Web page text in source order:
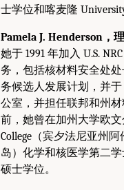
士学位和喀麦隆
Pamela J. Henderson，
她于 1991 年加入 U.S.
务，包括核材料安全处处
务候选人发展计划，并于
公室，并担任联邦和州材
前，她曾在加州大学欧文
College（宾夕法尼亚州
岛）化学和核医学第二学
硕士学位。